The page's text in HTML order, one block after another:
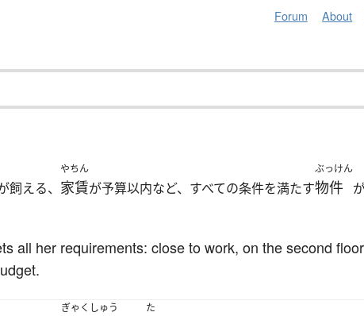
Forum About
飼える、
やちん
家賃が予算以内など、すべての条件を満たす
ぶっけん
物件
all her requirements: close to work, on the second
ぎゃくしゅう た